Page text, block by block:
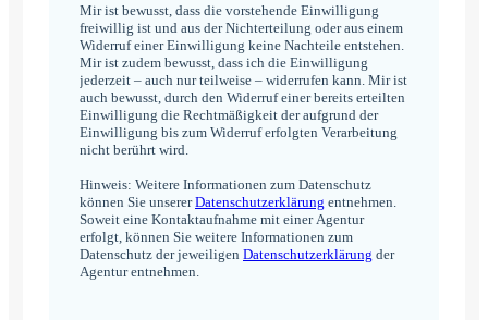
Mir ist bewusst, dass die vorstehende Einwilligung
freiwillig ist und aus der Nichterteilung oder aus einem
Widerruf einer Einwilligung keine Nachteile entstehen.
Mir ist zudem bewusst, dass ich die Einwilligung
jederzeit – auch nur teilweise – widerrufen kann. Mir ist
auch bewusst, durch den Widerruf einer bereits erteilten
Einwilligung die Rechtmäßigkeit der aufgrund der
Einwilligung bis zum Widerruf erfolgten Verarbeitung
nicht berührt wird.
Hinweis: Weitere Informationen zum Datenschutz
können Sie unsererDatenschutzerklärung entnehmen.
Soweit eine Kontaktaufnahme mit einer Agentur
erfolgt, können Sie weitere Informationen zum
Datenschutz der jeweiligen Datenschutzerklärung der
Agentur entnehmen.